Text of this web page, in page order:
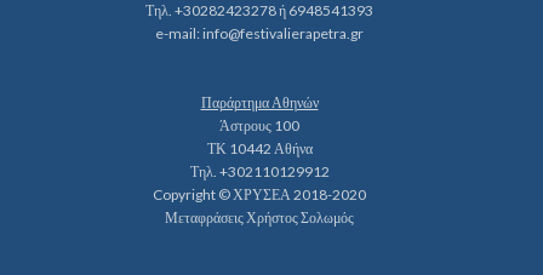
Τηλ. +30282423278 ή 6948541393
e-mail:info@festivalierapetra.gr
Παράρτημα Αθηνών
Άστρους 100
ΤΚ 10442 Αθήνα
Τηλ. +302110129912
Copyright © ΧΡΥΣΕΑ 2018-2020
Μεταφράσεις Χρήστος Σολωμός